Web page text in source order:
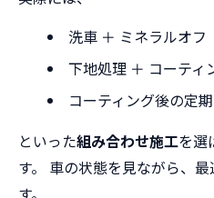
洗車 ＋ ミネラルオフ
下地処理 ＋ コーティ
コーティング後の定
といった組み合わせ施工を選
す。 車の状態を見ながら、
す。